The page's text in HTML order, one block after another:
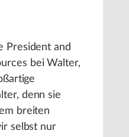
President and
bei Walter,
denn sie
breiten
selbst nur